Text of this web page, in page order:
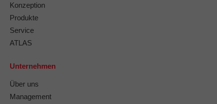
Konzeption
Produkte
Service
ATLAS
Unternehmen
Über uns
Management